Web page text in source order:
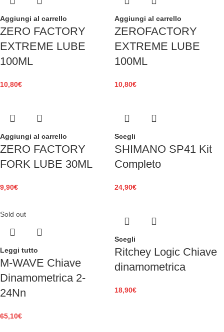
Aggiungi al carrello
ZERO FACTORY
EXTREME LUBE
100ML
10,80€
Aggiungi al carrello
ZEROFACTORY
EXTREME LUBE
100ML
10,80€
Aggiungi al carrello
ZERO FACTORY
FORK LUBE 30ML
9,90€
Scegli
SHIMANO SP41 Kit
Completo
24,90€
Sold out
Leggi tutto
M-WAVE Chiave
Dinamometrica 2-
24Nn
65,10€
Scegli
Ritchey Logic Chiave
dinamometrica
18,90€